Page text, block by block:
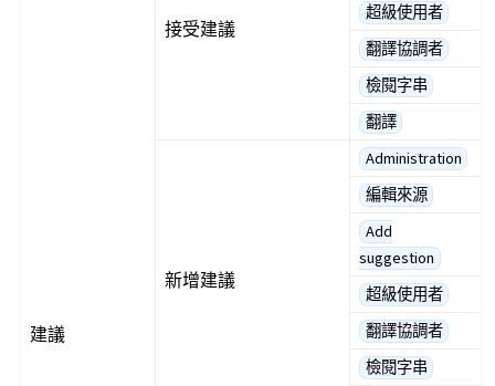
建議
接受建議
超級使用者
翻譯協調者
檢閱字串
翻譯
新增建議
Administration
編輯來源
Add
suggestion
超級使用者
翻譯協調者
檢閱字串